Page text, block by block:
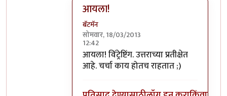
आयला!
बॅटमॅन
सोमवार, 18/03/2013
12:42
In reply toबॅटमॅन-byपिशी अबोली
आयला! विंट्रेष्टिंग. उत्तराच्या प्रतीक्षेत
आहे. चर्चा काय होतच राहतात ;)